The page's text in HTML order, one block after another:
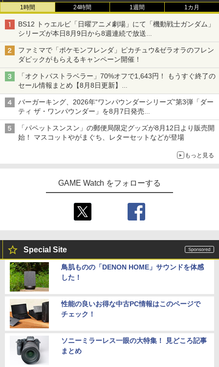
1時間 24時間 1週間 1カ月
BS12 トゥエルビ「日曜アニメ劇場」にて「機動戦士ガンダム」
シリーズが本日8月9日から8週連続で放送
初回は「機動戦士ガンダム【HDリマスター版】」
ファミマで「ポケモンフレンダ」ピカチュウ&ゼラオラのフレン
ダピックがもらえるキャンペーン開催！
「オクトパストラベラー」70%オフで1,643円！ もうすぐ終了の
セール情報まとめ【8月8日更新】
ニンテンドーeショップでは「大神 絶景版」が67%オフで990円
バーガーキング、2026年“ワンパウンダーシリーズ”第3弾「ダー
ティ ザ・ワンパウンダー」を8月7日発売
「特製ガーリックマヨソース」を使用した超大型チーズバーガー
「パペットスンスン」の郵便局限定グッズが8月12日より販売開
始！ マスコットやがまぐち、レターセットなどが登場
もっと見る
GAME Watch をフォローする
Special Site
鳥肌ものの「DENON HOME」サウンドを体感
した！
性能の良いお得な中古PC情報はこのページで
チェック！
ソニーミラーレス一眼の大特集！ 見どころ記事
まとめ